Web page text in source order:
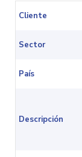
Cliente
Sector
País
Descripción